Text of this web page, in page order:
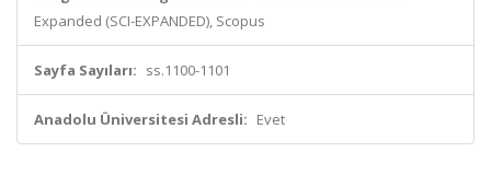
Expanded (SCI-EXPANDED), Scopus
Sayfa Sayıları: ss.1100-1101
Anadolu Üniversitesi Adresli: Evet